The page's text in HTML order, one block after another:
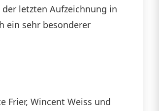
letzten Aufzeichnung in
ein sehr besonderer
Wincent Weiss und